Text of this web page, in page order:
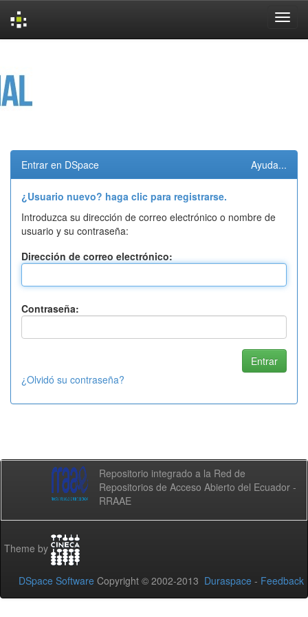
Entrar en DSpace Ayuda...
¿Usuario nuevo? haga clic para registrarse.
Introduzca su dirección de correo electrónico o nombre de
usuario y su contraseña:
Dirección de correo electrónico:
Contraseña:
¿Olvidó su contraseña?
Repositorio integrado a la Red de
Repositorios de Acceso Abierto del Ecuador -
RRAAE
Theme by
DSpace Software Copyright © 2002-2013 Duraspace - Feedback